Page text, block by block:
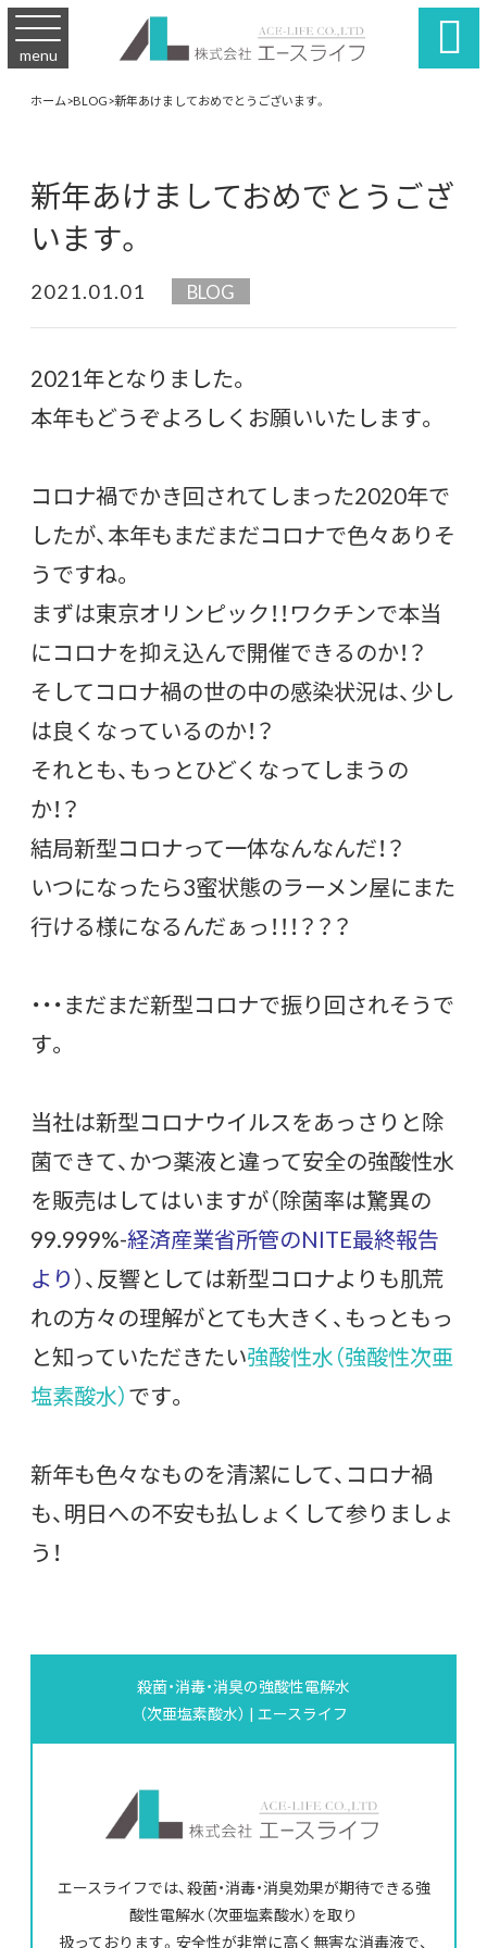
menu 
ホーム>BLOG>新年あけましておめでとうございます。
新年あけましておめでとうござ
います。
2021.01.01 BLOG
2021年となりました。
本年もどうぞよろしくお願いいたします。
コロナ禍でかき回されてしまった2020年で
したが、本年もまだまだコロナで色々ありそ
うですね。
まずは東京オリンピック！！ワクチンで本当
にコロナを抑え込んで開催できるのか！？
そしてコロナ禍の世の中の感染状況は、少し
は良くなっているのか！？
それとも、もっとひどくなってしまうの
か！？
結局新型コロナって一体なんなんだ！？
いつになったら3蜜状態のラーメン屋にまた
行ける様になるんだぁっ！！！？？？
・・・まだまだ新型コロナで振り回されそうで
す。
当社は新型コロナウイルスをあっさりと除
菌できて、かつ薬液と違って安全の強酸性水
を販売はしてはいますが（除菌率は驚異の
99.999%-経済産業省所管のNITE最終報告
より）、反響としては新型コロナよりも肌荒
れの方々の理解がとても大きく、もっともっ
と知っていただきたい強酸性水（強酸性次亜
塩素酸水）です。
新年も色々なものを清潔にして、コロナ禍
も、明日への不安も払しょくして参りましょ
う！
殺菌・消毒・消臭の強酸性電解水
（次亜塩素酸水） | エースライフ
エースライフでは、殺菌・消毒・消臭効果が期待できる強
酸性電解水（次亜塩素酸水）を取り
扱っております。安全性が非常に高く無害な消毒液で、